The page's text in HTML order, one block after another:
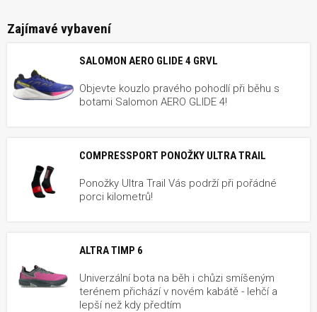
Zajímavé vybavení
SALOMON AERO GLIDE 4 GRVL
Objevte kouzlo pravého pohodlí při běhu s
botami Salomon AERO GLIDE 4!
COMPRESSPORT PONOŽKY ULTRA TRAIL
Ponožky Ultra Trail Vás podrží při pořádné
porci kilometrů!
ALTRA TIMP 6
Univerzální bota na běh i chůzi smíšeným
terénem přichází v novém kabátě - lehčí a
lepší než kdy předtím